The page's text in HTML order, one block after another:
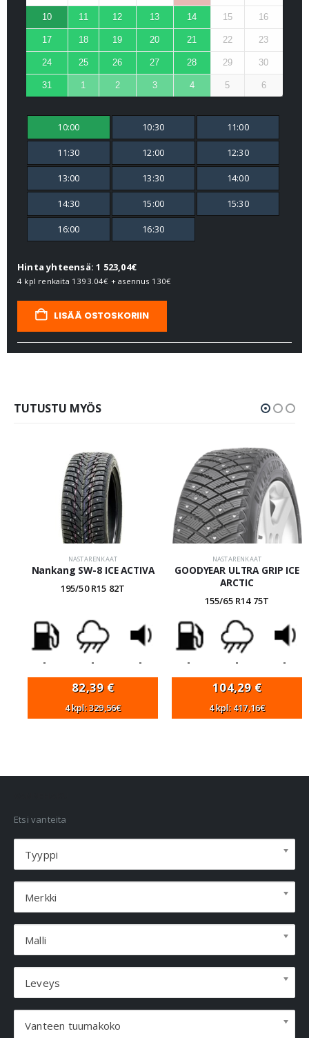
10 11 12 13 14 15 16
17 18 19 20 21 22 23
24 25 26 27 28 29 30
31 1 2 3 4 5 6
10:00 10:30 11:00
11:30 12:00 12:30
13:00 13:30 14:00
14:30 15:00 15:30
16:00 16:30
Hinta yhteensä: 1 523,04€
4 kpl renkaita 1393.04€ + asennus 130€
LISÄÄ OSTOSKORIIN
TUTUSTU MYÖS
NASTARENKAAT
Nankang SW-8 ICE ACTIVA
195/50 R15 82T
- - -
82,39 €
4 kpl: 329,56€
NASTARENKAAT
GOODYEAR ULTRA GRIP ICE
ARCTIC
155/65 R14 75T
- - -
104,29 €
4 kpl: 417,16€
Etsi vanteita
Tyyppi
Merkki
Malli
Leveys
Vanteen tuumakoko